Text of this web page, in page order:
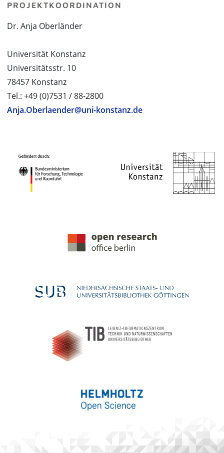
PROJEKTKOORDINATION
Dr. Anja Oberländer
Universität Konstanz
Universitätsstr. 10
78457 Konstanz
Tel.: +49 (0)7531 / 88-2800
Anja.Oberlaender@uni-konstanz.de